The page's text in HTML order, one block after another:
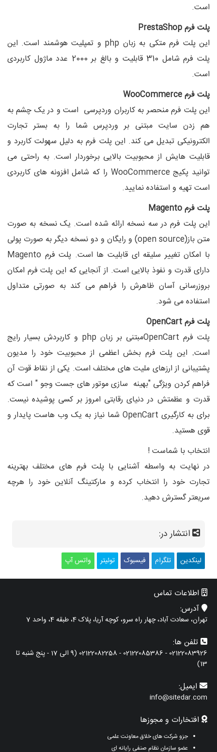
است.
پلت فرمPrestaShop
این پلت فرم متکی به زبان php و تمپلیت هوشمند است. این
پلت فرم شامل 310 قابلیت و بالغ بر 2000 عدد ماژول کاربردی
است.
پلت فرمWooCommerce
این پلت فرم منحصر به کاربران وردپرسی است و در یک چشم به
هم زدن سایت مبتنی بر وردپرس شما را به بستر تجارت
الکترونیکی تبدیل می کند. این پلت فرم به دلیل سهولت کاربرد و
قابلیت هایش از محبوبیت بالایی برخوردار است. به راحتی می
توانید پکیجWooCommerce را که شامل افزونه های کاربردی
است تهیه و استفاده نمایید.
پلت فرمMagento
این پلت فرم در سه نسخه ارائه شده است. یک نسخه به صورت
متن باز(open source) و رایگان و دو نسخه دیگر به صورت پولی
با امکان تغییر سلیقه ای قابلیت ها است. پلت فرم Magento
دارای قدرت و نفوذ بالایی است. از آنجایی که این پلت فرم امکان
بروزرسانی آسان ظاهرش را فراهم می کند به صورتی متداول
استفاده می شود.
پلت فرمOpenCart
پلت فرم OpenCartمبتنی بر زبان php و کاربردش بسیار رایج
است. این پلت فرم بخش اعظمی از محبوبیت خود را مدیون
پشتیبانی از ارزهای ملیت های مختلف است. یکی از نقاط قوت آن
فراهم کردن ویژگی "بهینه سازی موتور های جست وجو " است که
قدرت و عظمتش در دنیای رقابتی امروز بر کسی پوشیده نیست.
برای به کارگیری OpenCart شما نیاز به یک وب هاست پایدار و
قوی هستید.
انتخاب با شماست !
در نهایت به واسطه آشنایی با پلت فرم های مختلف بهترینه
تجارت خود را انتخاب کرده و مارکتینگ آنلاین خود را هرچه
سریعتر گسترش دهید.
انتشار در:
لینکدین تلگرام فیسبوک توئیتر واتس آپ
اطلاعات تماس
آدرس:
تهران، سعادت آباد، چهار راه سرو، کوچه آریا، پلاک 4، طبقه 4، واحد 7
تلفن ها:
02122083926 - 02122085386 - 02122082258 (9 الی 17 - پنج شنبه تا
13)
ایمیل:
info@sitedar.com
افتخارات و مجوزها
جزو شرکت های خلاق معاونت علمی
عضو سازمان نظام صنفی رایانه ای